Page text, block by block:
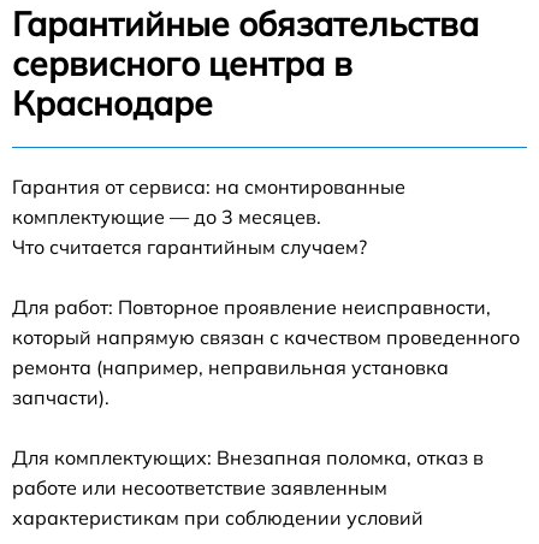
Гарантийные обязательства
сервисного центра в
Краснодаре
Гарантия от сервиса: на смонтированные
комплектующие — до 3 месяцев.
Что считается гарантийным случаем?
Для работ: Повторное проявление неисправности,
который напрямую связан с качеством проведенного
ремонта (например, неправильная установка
запчасти).
Для комплектующих: Внезапная поломка, отказ в
работе или несоответствие заявленным
характеристикам при соблюдении условий